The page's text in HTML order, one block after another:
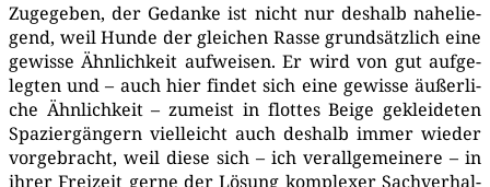
Zuge­ge­ben, der Gedan­ke ist nicht nur des­halb nahe­lie­
gend, weil Hun­de der glei­chen Ras­se grund­sätz­lich eine
gewis­se Ähn­lich­keit auf­wei­sen. Er wird von gut auf­ge­
leg­ten und – auch hier fin­det sich eine gewis­se äußer­li­
che Ähn­lich­keit – zumeist in flot­tes Beige geklei­de­ten
Spa­zier­gän­gern viel­leicht auch des­halb immer wie­der
vor­ge­bracht, weil die­se sich – ich ver­all­ge­mei­ne­re – in
ihrer Frei­zeit ger­ne der Lösung kom­ple­xer Sach­ver­hal­